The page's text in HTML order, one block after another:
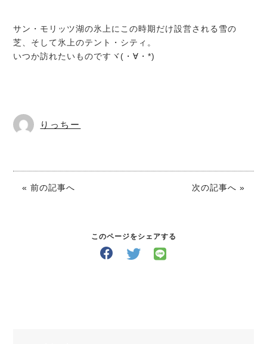
サン・モリッツ湖の氷上にこの時期だけ設営される雪の
芝、そして氷上のテント・シティ。
いつか訪れたいものですヾ(・∀・*)
りっちー
« 前の記事へ 次の記事へ »
このページをシェアする